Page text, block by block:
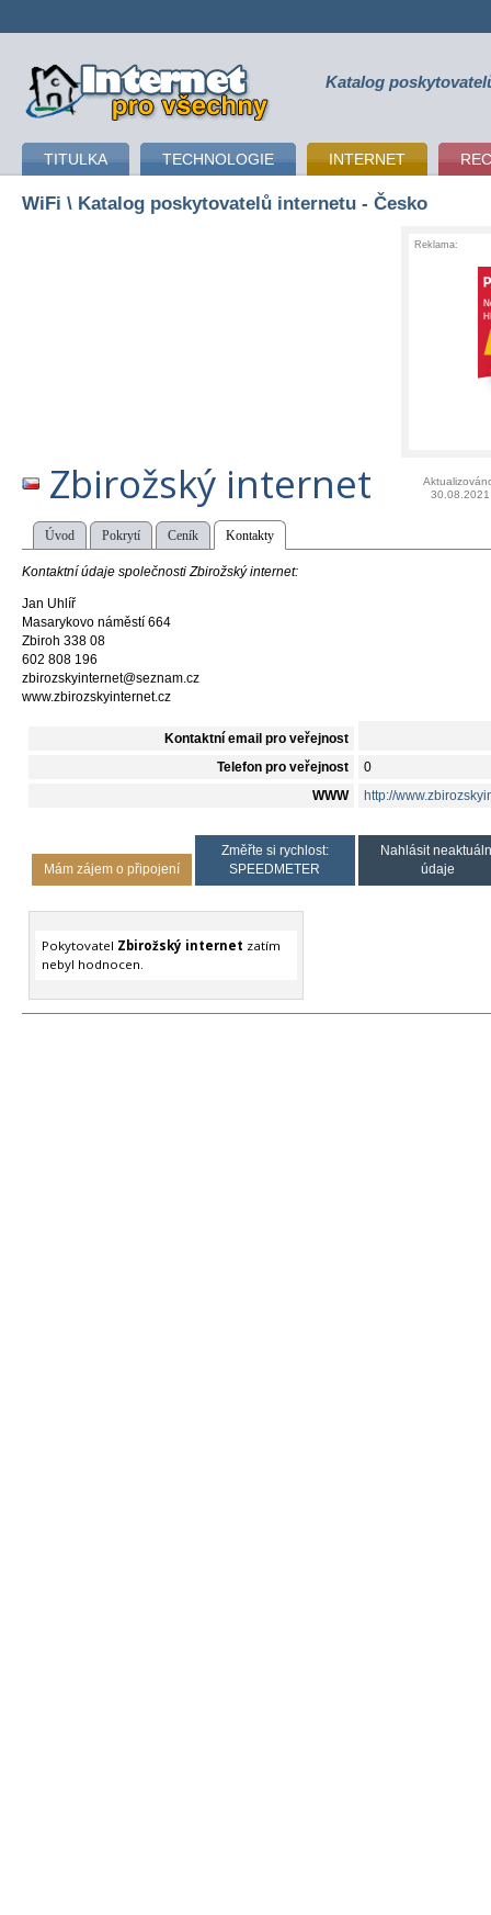
připojení k internetu Katalog
TITULKA TECHNOLOGIE INTERNET
WiFi \ Katalog poskytovatelů internetu - Česko
Reklama:
Zbirožský internet
30.08.2021
Úvod Pokrytí Ceník Kontakty
Kontaktní údaje společnosti Zbirožský internet:
Jan Uhlíř
Masarykovo náměstí 664
Zbiroh 338 08
602 808 196
zbirozskyinternet@seznam.cz
www.zbirozskyinternet.cz
Kontaktní email pro veřejnost
Telefon pro veřejnost 0
WWW http://
Mám zájem o připojení
Změřte si rychlost:
SPEEDMETER
Nahlásit
údaje
Pokytovatel Zbirožský internet zatím
nebyl hodnocen.